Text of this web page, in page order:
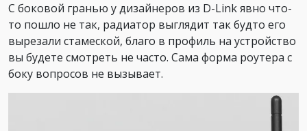
С боковой гранью у дизайнеров из D-Link явно что-
то пошло не так, радиатор выглядит так будто его
вырезали стамеской, благо в профиль на устройство
вы будете смотреть не часто. Сама форма роутера с
боку вопросов не вызывает.